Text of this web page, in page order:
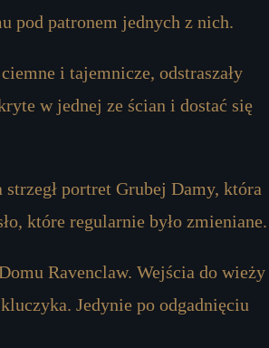
pod patronem jednych z nich.
i tajemnicze, odstraszały
w jednej ze ścian i dostać się
portret Grubej Damy, która
które regularnie było zmieniane.
Ravenclaw. Wejścia do wieży
Jedynie po odgadnięciu